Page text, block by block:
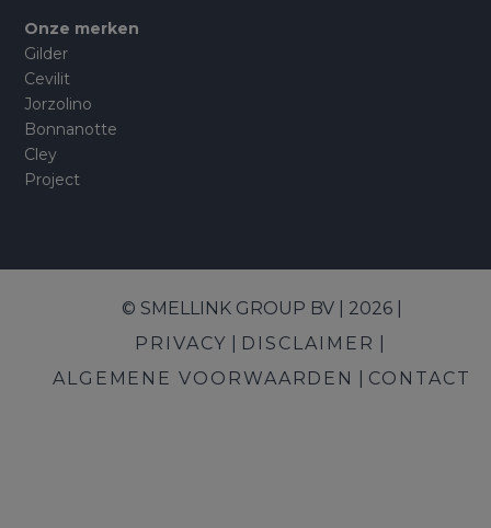
Onze merken
Gilder
Cevilit
Jorzolino
Bonnanotte
Cley
Project
© SMELLINK GROUP BV | 2026 |
PRIVACY
DISCLAIMER
ALGEMENE VOORWAARDEN
CONTACT